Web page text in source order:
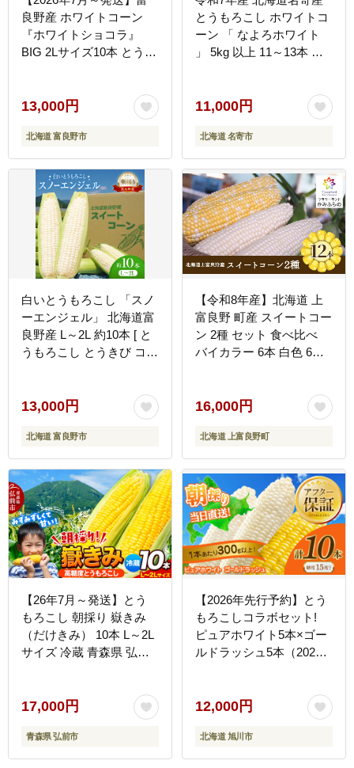
良野産 ホワイトコーン
『ホワイトショコラ』
BIG 2Lサイズ10本 とうも
13,000円
北海道 富良野市
とうもろこし ホワイトコ
ーン 「 なよろホワイト
」 5kg 以上 11～13本 特
ュアホワイト トウモロコ
シ ギフト お中元 コーン
【先行予約 受付中】
《2026年8月上旬-9月中旬
頃出荷》野菜 とうもろこ
し ホワイトコーン 「 な
よろホワイト 」 5kg 以上
11～13本 ---
nayoro_loc_33_5k_hp---
11,000円
北海道 名寄市
白いとうもろこし 「スノ
ーエンジェル」 北海道富
良野産 L～2L 約10本 [ と
うもろこし とうきび コー
13,000円
北海道 富良野市
【令和8年産】北海道 上
富良野 町産 スイートコー
ン 2種 セット 食べ比べ
バイカラー 6本 白色 6本
産地直送 野菜
16,000円
北海道 上富良野町
【26年7月～発送】とう
もろこし 朝採り 嶽きみ
（だけきみ） 10本 L～2L
サイズ 冷蔵 青森県 弘前
糖度]
17,000円
青森県 弘前市
【2026年先行予約】とう
もろこしコラボセット!
ピュアホワイト5本×ゴー
ルドラッシュ5本（2026
人気 北海道産 糖度 生 野
菜 スイートコーン 産地直
送 バーベキュー BBQ コ
ーン 旬 お取り寄せ 旭川
12,000円
北海道 旭川市